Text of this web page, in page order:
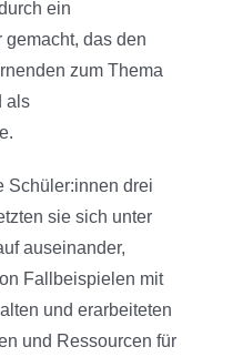
ein
gemacht, das den
zum Thema
als
Schüler:innen drei
sie sich unter
auseinander,
Fallbeispielen mit
und erarbeiteten
und Ressourcen für